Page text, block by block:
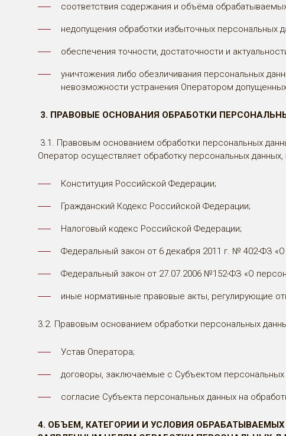
соответствия содержания и объёма
недопущения обработки избыточных персональных
обеспечения точности, достаточности и
уничтожения либо обезличивания персональных
невозможности устранения Оператором
3. ПРАВОВЫЕ ОСНОВАНИЯ ОБРАБОТКИ
3.1. Правовым основанием обработки персональных
Оператор осуществляет обработку персональных данных,
Конституция Российской Федерации;
Гражданский Кодекс Российской Федерации;
Налоговый кодекс Российской Федерации;
Федеральный закон от 6 декабря 2011 г. № 402-ФЗ «О
Федеральный закон от 27.07.2006 №152-ФЗ «О
иные нормативные правовые акты, регулирующие
3.2. Правовым основанием обработки персональных
Устав Оператора;
договоры, заключаемые с Субъектом персональных
согласие Субъекта персональных данных на
4. ОБЪЕМ, КАТЕГОРИИ И УСЛОВИЯ